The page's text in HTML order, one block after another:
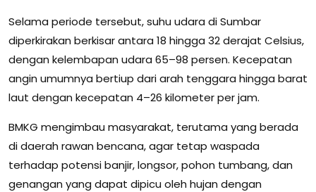
Selama periode tersebut, suhu udara di Sumbar
diperkirakan berkisar antara 18 hingga 32 derajat Celsius,
dengan kelembapan udara 65–98 persen. Kecepatan
angin umumnya bertiup dari arah tenggara hingga barat
laut dengan kecepatan 4–26 kilometer per jam.
BMKG mengimbau masyarakat, terutama yang berada
di daerah rawan bencana, agar tetap waspada
terhadap potensi banjir, longsor, pohon tumbang, dan
genangan yang dapat dipicu oleh hujan dengan